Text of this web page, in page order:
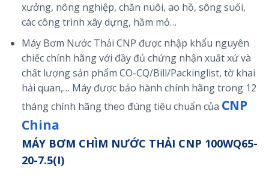
xưởng, nông nghiệp, chăn nuôi, ao hồ, sông suối,
các công trình xây dựng, hầm mỏ…
Máy Bơm Nước Thải CNP được nhập khẩu nguyên
chiếc chính hãng với đầy đủ chứng nhận xuất xứ và
chất lượng sản phẩm CO-CQ/Bill/Packinglist, tờ khai
hải quan,… Máy được bảo hành chính hãng trong 12
tháng chính hãng theo đúng tiêu chuẩn của CNP
China
MÁY BƠM CHÌM NƯỚC THẢI CNP 100WQ65-
20-7.5(I)